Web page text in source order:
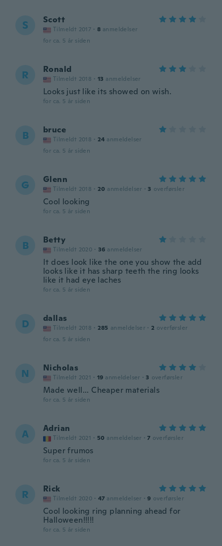
S Scott
Tilmeldt 2017 · 8 anmeldelser
for ca. 5 år siden
R Ronald
Tilmeldt 2018 · 13 anmeldelser
Looks just like its showed on wish.
for ca. 5 år siden
B bruce
Tilmeldt 2018 · 24 anmeldelser
for ca. 5 år siden
G Glenn
Tilmeldt 2018 · 20 anmeldelser · 3 overførsler
Cool looking
for ca. 5 år siden
B Betty
Tilmeldt 2020 · 36 anmeldelser
It does look like the one you show the add
looks like it has sharp teeth the ring looks
like it had eye laches
for ca. 5 år siden
D dallas
Tilmeldt 2018 · 285 anmeldelser · 2 overførsler
for ca. 5 år siden
N Nicholas
Tilmeldt 2021 · 19 anmeldelser · 3 overførsler
Made well... Cheaper materials
for ca. 5 år siden
A Adrian
Tilmeldt 2021 · 50 anmeldelser · 7 overførsler
Super frumos
for ca. 5 år siden
R Rick
Tilmeldt 2020 · 47 anmeldelser · 9 overførsler
Cool looking ring planning ahead for
Halloween!!!!!
for ca. 5 år siden